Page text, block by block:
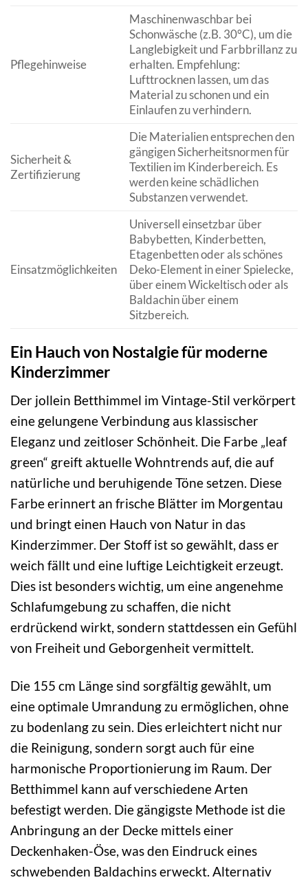
Pflegehinweise
Maschinenwaschbar bei
Schonwäsche (z.B. 30°C), um die
Langlebigkeit und Farbbrillanz zu
erhalten. Empfehlung:
Lufttrocknen lassen, um das
Material zu schonen und ein
Einlaufen zu verhindern.
Sicherheit &
Zertifizierung
Die Materialien entsprechen den
gängigen Sicherheitsnormen für
Textilien im Kinderbereich. Es
werden keine schädlichen
Substanzen verwendet.
Einsatzmöglichkeiten
Universell einsetzbar über
Babybetten, Kinderbetten,
Etagenbetten oder als schönes
Deko-Element in einer Spielecke,
über einem Wickeltisch oder als
Baldachin über einem
Sitzbereich.
Ein Hauch von Nostalgie für moderne
Kinderzimmer
Der jollein Betthimmel im Vintage-Stil verkörpert
eine gelungene Verbindung aus klassischer
Eleganz und zeitloser Schönheit. Die Farbe „leaf
green“ greift aktuelle Wohntrends auf, die auf
natürliche und beruhigende Töne setzen. Diese
Farbe erinnert an frische Blätter im Morgentau
und bringt einen Hauch von Natur in das
Kinderzimmer. Der Stoff ist so gewählt, dass er
weich fällt und eine luftige Leichtigkeit erzeugt.
Dies ist besonders wichtig, um eine angenehme
Schlafumgebung zu schaffen, die nicht
erdrückend wirkt, sondern stattdessen ein Gefühl
von Freiheit und Geborgenheit vermittelt.
Die 155 cm Länge sind sorgfältig gewählt, um
eine optimale Umrandung zu ermöglichen, ohne
zu bodenlang zu sein. Dies erleichtert nicht nur
die Reinigung, sondern sorgt auch für eine
harmonische Proportionierung im Raum. Der
Betthimmel kann auf verschiedene Arten
befestigt werden. Die gängigste Methode ist die
Anbringung an der Decke mittels einer
Deckenhaken-Öse, was den Eindruck eines
schwebenden Baldachins erweckt. Alternativ